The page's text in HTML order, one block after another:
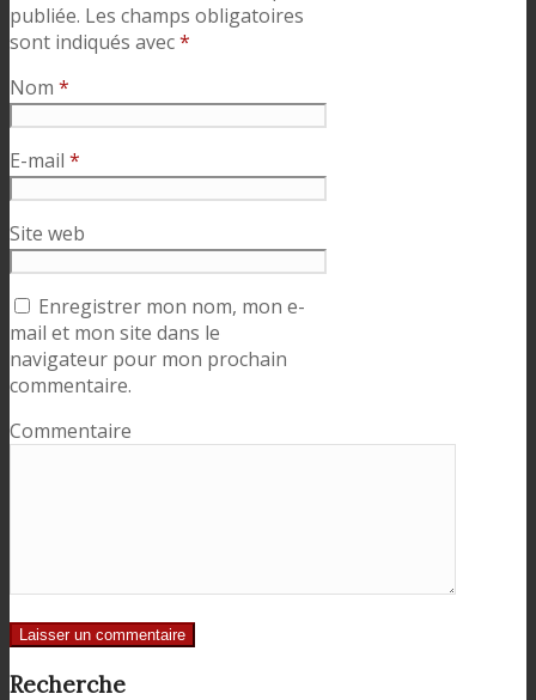
publiée. Les champs obligatoires
sont indiqués avec*
Nom *
E-mail *
Site web
Enregistrer mon nom, mon e-
mail et mon site dans le
navigateur pour mon prochain
commentaire.
Commentaire
Recherche